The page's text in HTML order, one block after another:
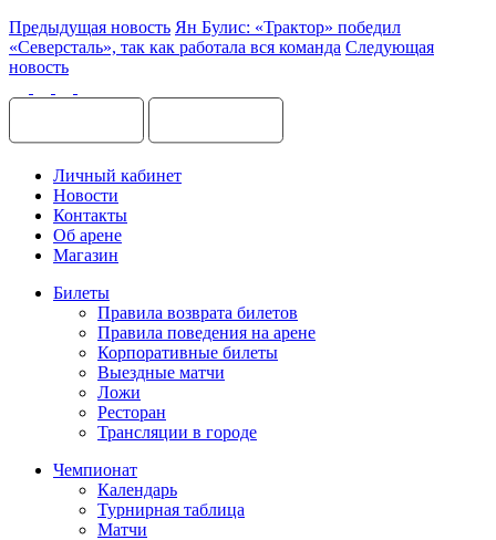
Предыдущая новость Ян Булис: «Трактор» победил
«Северсталь», так как работала вся команда Следующая
новость
Личный кабинет
Новости
Контакты
Об арене
Магазин
Билеты
Правила возврата билетов
Правила поведения на арене
Корпоративные билеты
Выездные матчи
Ложи
Ресторан
Трансляции в городе
Чемпионат
Календарь
Турнирная таблица
Матчи